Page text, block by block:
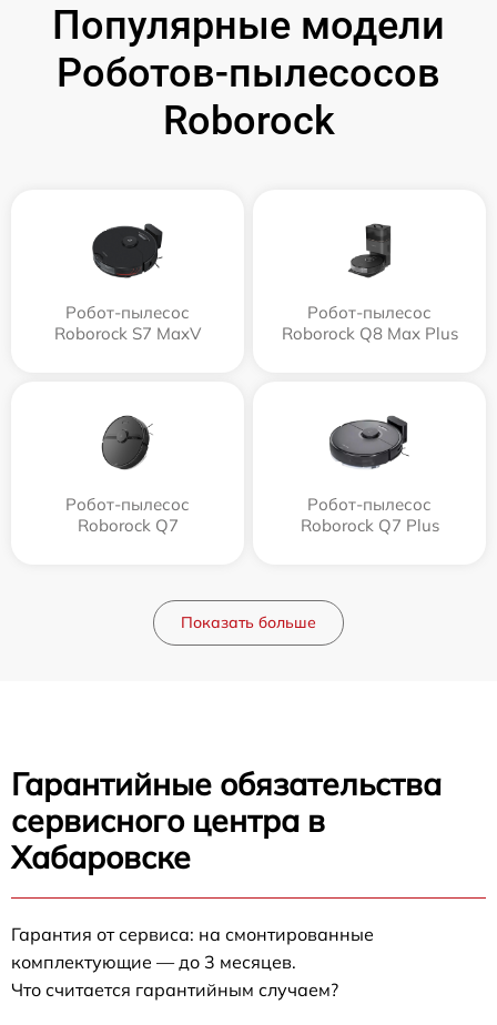
Популярные модели
Роботов-пылесосов
Roborock
Робот-пылесос
Roborock S7 MaxV
Робот-пылесос
Roborock Q8 Max Plus
Робот-пылесос
Roborock Q7
Робот-пылесос
Roborock Q7 Plus
Показать больше
Гарантийные обязательства
сервисного центра в
Хабаровске
Гарантия от сервиса: на смонтированные
комплектующие — до 3 месяцев.
Что считается гарантийным случаем?